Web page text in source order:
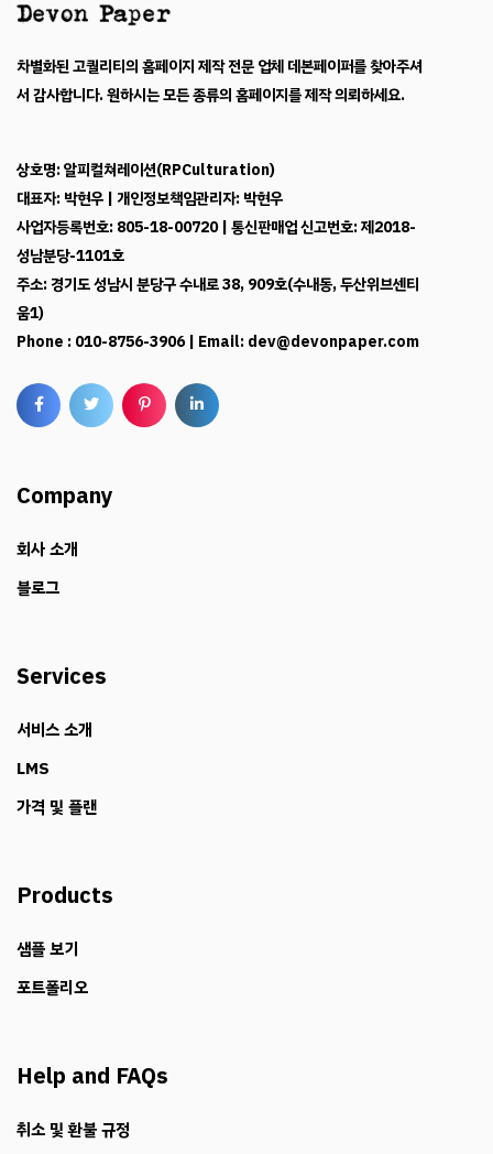
차별화된 고퀄리티의 홈페이지 제작 전문 업체 데본페이퍼를 찾아주셔
서 감사합니다. 원하시는 모든 종류의 홈페이지를 제작 의뢰하세요.
상호명: 알피컬쳐레이션(RPCulturation)
대표자: 박현우 | 개인정보책임관리자: 박현우
사업자등록번호: 805-18-00720 | 통신판매업 신고번호: 제2018-
성남분당-1101호
주소: 경기도 성남시 분당구 수내로 38, 909호(수내동, 두산위브센티
움1)
Phone : 010-8756-3906 | Email: dev@devonpaper.com
Company
회사 소개
블로그
Services
서비스 소개
LMS
가격 및 플랜
Products
샘플 보기
포트폴리오
Help and FAQs
취소 및 환불 규정